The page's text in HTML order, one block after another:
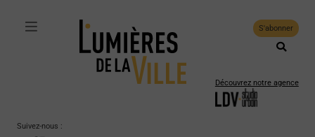
S'abonner
Découvrez notre agence
Suivez-nous :